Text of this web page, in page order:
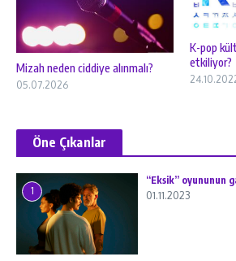
Mizah neden ciddiye alınmalı?
05.07.2026
K-pop
etkiliyor?
Öne Çıkanlar
1
“Eksik” oyununun
01.11.2023